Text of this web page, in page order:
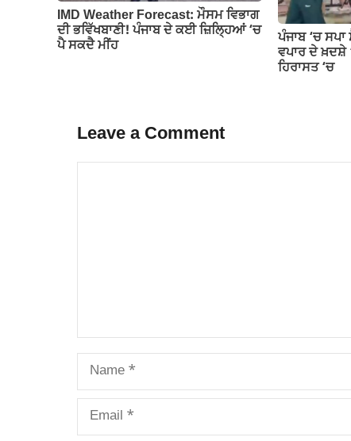
IMD Weather Forecast: ਮੌਸਮ ਵਿਭਾਗ
ਦੀ ਭਵਿੱਖਬਾਣੀ! ਪੰਜਾਬ ਦੇ ਕਈ ਜ਼ਿਲ੍ਹਿਆਂ ‘ਚ
ਪੈ ਸਕਦੈ ਮੀਂਹ
ਪੰਜਾਬ ‘ਚ
ਵਪਾਰ ਦੇ
ਹਿਰਾਸਤ ‘ਚ
Leave a Comment
Name
Email